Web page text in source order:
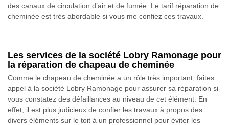
des canaux de circulation d’air et de fumée. Le tarif réparation de
cheminée est très abordable si vous me confiez ces travaux.
Les services de la société Lobry Ramonage pour
la réparation de chapeau de cheminée
Comme le chapeau de cheminée a un rôle très important, faites
appel à la société Lobry Ramonage pour assurer sa réparation si
vous constatez des défaillances au niveau de cet élément. En
effet, il est plus judicieux de confier les travaux à propos des
divers éléments sur le toit à un professionnel pour éviter les